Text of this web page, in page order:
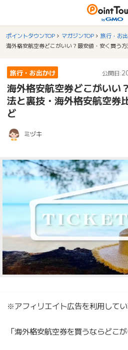
ポイントタウンTOP マガジンTOP
旅行・お
旅行・お出かけ 公開日:
海外格安航空券どこがいい
法と裏技・海外格安航空券
ど
ミヅキ
※アフィリエイト広告を利用して
「海外格安航空券を買うならどこが